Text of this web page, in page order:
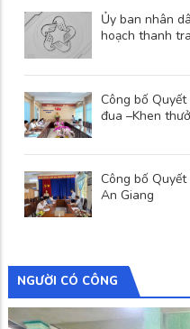
Ủy ban nhân
hoạch thanh
Công bố
đua –Khen
Công bố
An Giang
NGƯỜI CÓ CÔNG